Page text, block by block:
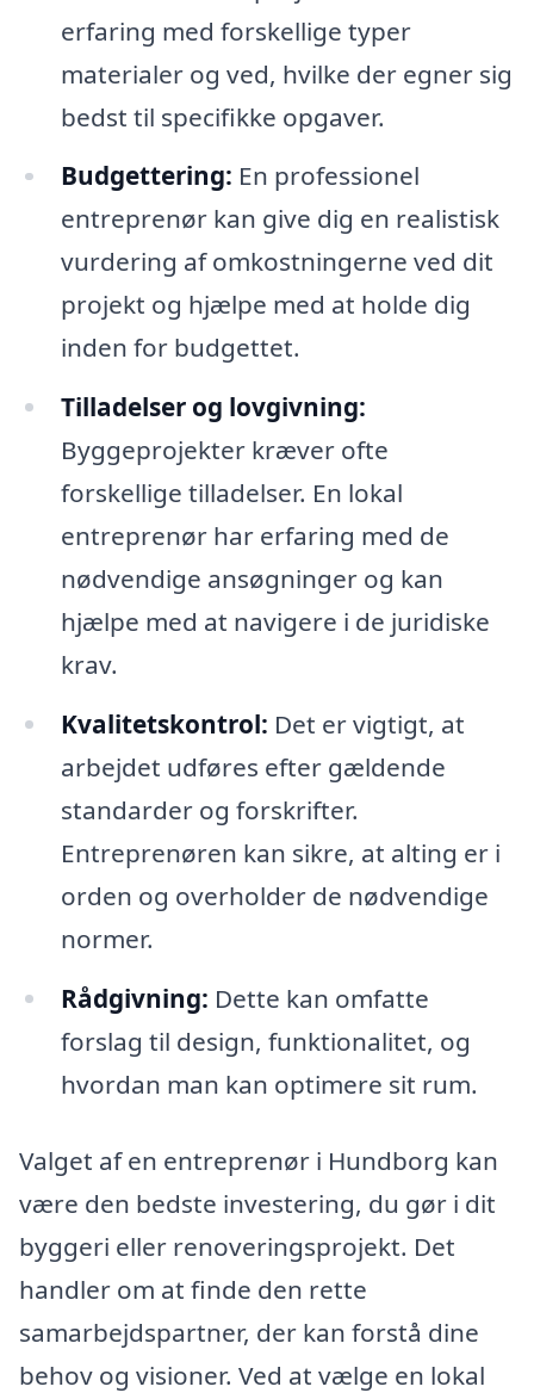
erfaring med forskellige typer
materialer og ved, hvilke der egner sig
bedst til specifikke opgaver.
Budgettering: En professionel
entreprenør kan give dig en realistisk
vurdering af omkostningerne ved dit
projekt og hjælpe med at holde dig
inden for budgettet.
Tilladelser og lovgivning:
Byggeprojekter kræver ofte
forskellige tilladelser. En lokal
entreprenør har erfaring med de
nødvendige ansøgninger og kan
hjælpe med at navigere i de juridiske
krav.
Kvalitetskontrol: Det er vigtigt, at
arbejdet udføres efter gældende
standarder og forskrifter.
Entreprenøren kan sikre, at alting er i
orden og overholder de nødvendige
normer.
Rådgivning: Dette kan omfatte
forslag til design, funktionalitet, og
hvordan man kan optimere sit rum.
Valget af en entreprenør i Hundborg kan
være den bedste investering, du gør i dit
byggeri eller renoveringsprojekt. Det
handler om at finde den rette
samarbejdspartner, der kan forstå dine
behov og visioner. Ved at vælge en lokal